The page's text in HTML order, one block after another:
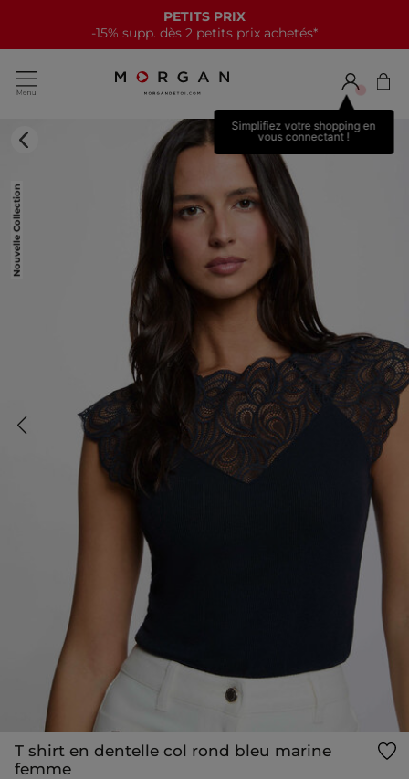
PETITS PRIX
-15% supp. dès 2 petits prix achetés*
Simplifiez votre shopping en
vous connectant !
Nouvelle Collection
T shirt en dentelle col rond bleu marine
femme